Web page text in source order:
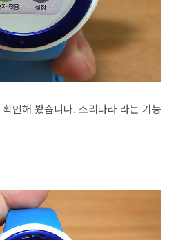
인해 봤습니다. 소리나라 라는 기능